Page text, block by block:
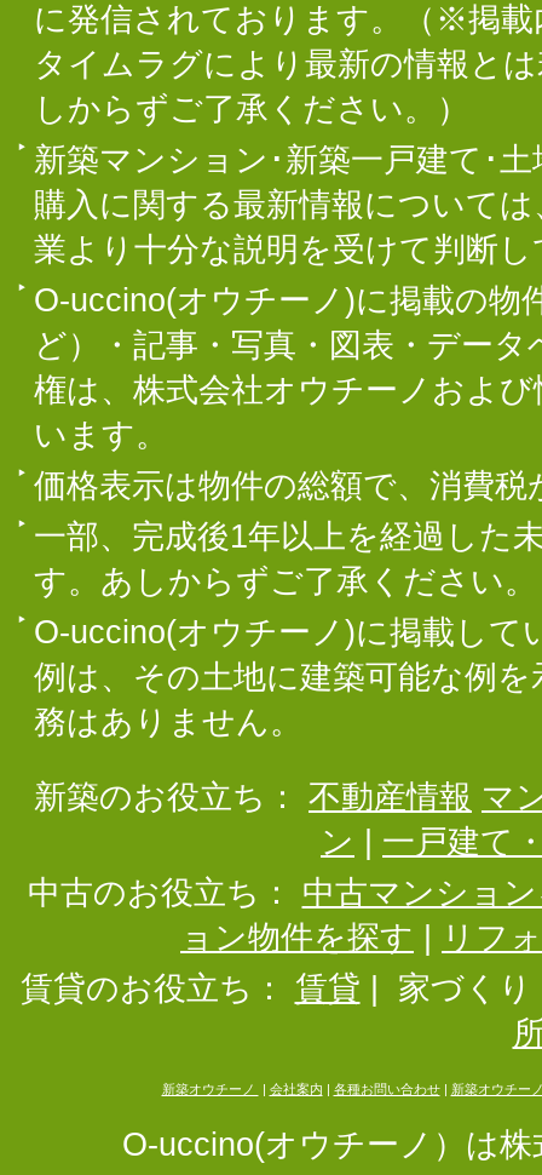
に発信されております。（※掲
タイムラグにより最新の情報と
しからずご了承ください。）
新築マンション･新築一戸建て･
購入に関する最新情報について
業より十分な説明を受けて判断
O-uccino(オウチーノ)に掲載の物
ど）・記事・写真・図表・デー
権は、株式会社オウチーノおよ
います。
価格表示は物件の総額で、消費
一部、完成後1年以上を経過した
す。あしからずご了承ください。
O-uccino(オウチーノ)に掲載して
例は、その土地に建築可能な例
務はありません。
新築のお役立ち： 不動産情報 マ
ン
一戸建て
中古のお役立ち：
中古マンショ
ョン物件を探す
リフ
賃貸のお役立ち：
賃貸
家づくり
新築オウチーノ 会社案内 各種お問い合わせ| 新築オウチー
O-uccino(オウチーノ）は